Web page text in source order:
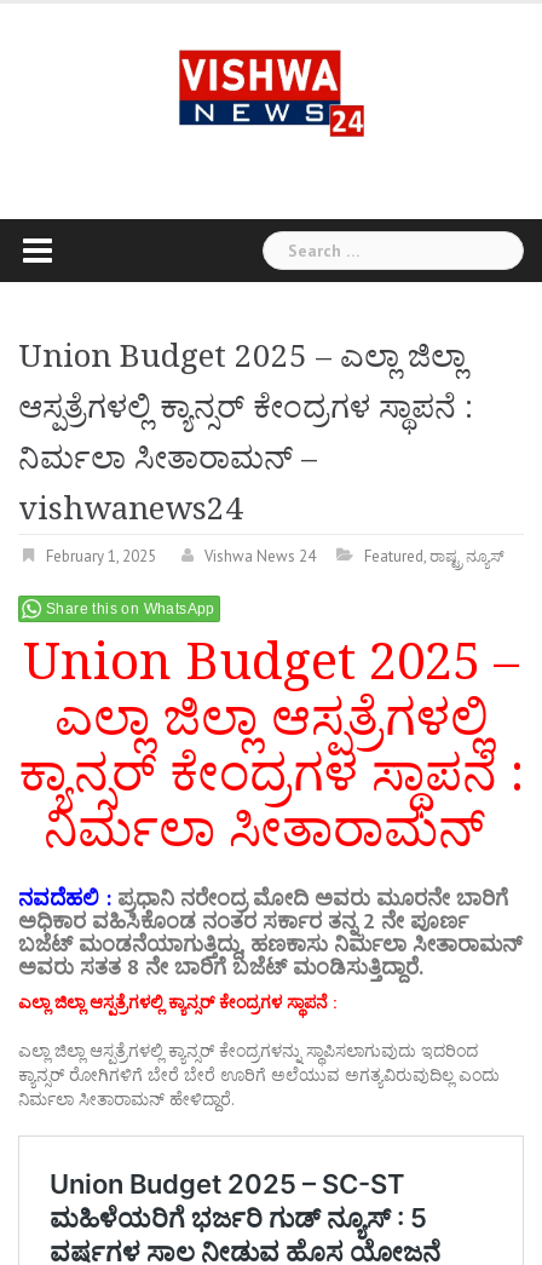
Search
for:
Union Budget 2025 – ಎಲ್ಲಾ ಜಿಲ್ಲಾ
ಆಸ್ಪತ್ರೆಗಳಲ್ಲಿ ಕ್ಯಾನ್ಸರ್ ಕೇಂದ್ರಗಳ ಸ್ಥಾಪನೆ :
ನಿರ್ಮಲಾ ಸೀತಾರಾಮನ್ –
vishwanews24
February 1, 2025 Vishwa News 24 Featured,ರಾಷ್ಟ್ರ ನ್ಯೂಸ್
Share this on WhatsApp
Union Budget 2025 –
ಎಲ್ಲಾ ಜಿಲ್ಲಾ ಆಸ್ಪತ್ರೆಗಳಲ್ಲಿ
ಕ್ಯಾನ್ಸರ್ ಕೇಂದ್ರಗಳ ಸ್ಥಾಪನೆ :
ನಿರ್ಮಲಾ ಸೀತಾರಾಮನ್
ನವದೆಹಲಿ : ಪ್ರಧಾನಿ ನರೇಂದ್ರ ಮೋದಿ ಅವರು ಮೂರನೇ ಬಾರಿಗೆ
ಅಧಿಕಾರ ವಹಿಸಿಕೊಂಡ ನಂತರ ಸರ್ಕಾರ ತನ್ನ 2 ನೇ ಪೂರ್ಣ
ಬಜೆಟ್ ಮಂಡನೆಯಾಗುತ್ತಿದ್ದು, ಹಣಕಾಸು ನಿರ್ಮಲಾ ಸೀತಾರಾಮನ್
ಅವರು ಸತತ 8 ನೇ ಬಾರಿಗೆ ಬಜೆಟ್ ಮಂಡಿಸುತ್ತಿದ್ದಾರೆ.
ಎಲ್ಲಾ ಜಿಲ್ಲಾ ಆಸ್ಪತ್ರೆಗಳಲ್ಲಿ ಕ್ಯಾನ್ಸರ್ ಕೇಂದ್ರಗಳ ಸ್ಥಾಪನೆ :
ಎಲ್ಲಾ ಜಿಲ್ಲಾ ಆಸ್ಪತ್ರೆಗಳಲ್ಲಿ ಕ್ಯಾನ್ಸರ್ ಕೇಂದ್ರಗಳನ್ನು ಸ್ಥಾಪಿಸಲಾಗುವುದು ಇದರಿಂದ
ಕ್ಯಾನ್ಸರ್ ರೋಗಿಗಳಿಗೆ ಬೇರೆ ಬೇರೆ ಊರಿಗೆ ಅಲೆಯುವ ಅಗತ್ಯವಿರುವುದಿಲ್ಲ ಎಂದು
ನಿರ್ಮಲಾ ಸೀತಾರಾಮನ್ ಹೇಳಿದ್ದಾರೆ.